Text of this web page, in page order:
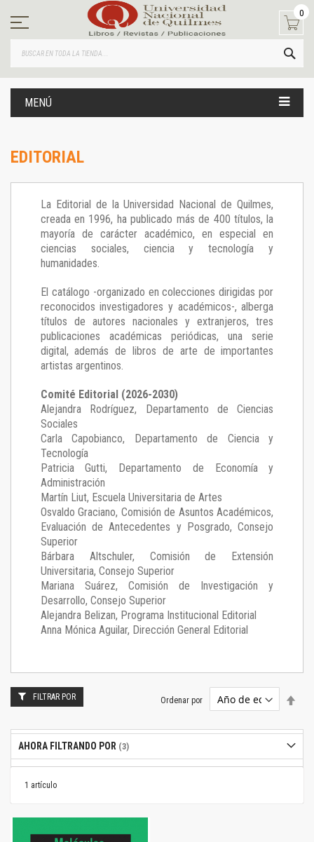
contenido
0
MENÚ
EDITORIAL
La Editorial de la Universidad Nacional de Quilmes,
creada en 1996, ha publicado más de 400 títulos, la
mayoría de carácter académico, en especial en
ciencias sociales, ciencia y tecnología y
humanidades.
El catálogo -organizado en colecciones dirigidas por
reconocidos investigadores y académicos-, alberga
títulos de autores nacionales y extranjeros, tres
publicaciones académicas periódicas, una serie
digital, además de libros de arte de importantes
artistas argentinos.
Comité Editorial (2026-2030)
Alejandra Rodríguez, Departamento de Ciencias
Sociales
Carla Capobianco, Departamento de Ciencia y
Tecnología
Patricia Gutti, Departamento de Economía y
Administración
Martín Liut, Escuela Universitaria de Artes
Osvaldo Graciano, Comisión de Asuntos Académicos,
Evaluación de Antecedentes y Posgrado, Consejo
Superior
Bárbara Altschuler, Comisión de Extensión
Universitaria, Consejo Superior
Mariana Suárez, Comisión de Investigación y
Desarrollo, Consejo Superior
Alejandra Belizan, Programa Institucional Editorial
Anna Mónica Aguilar, Dirección General Editorial
1 artículo
Ordenar por
FILTRAR POR
AHORA FILTRANDO POR